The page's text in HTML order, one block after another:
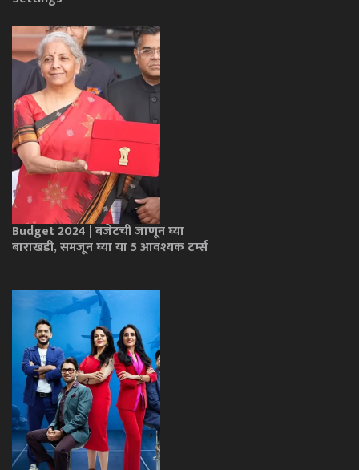
Budget 2024 | बजेटची जाणून घ्या
बाराखडी, समजून घ्या या 5 आवश्यक टर्म्स